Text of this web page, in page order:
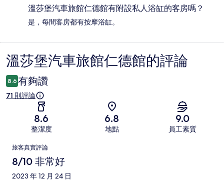
溫莎堡汽車旅館仁德館有附設私人浴缸的客房嗎？
是，每間客房都有按摩浴缸。
評
論
溫莎堡汽車旅館仁德館的評論
8.6 有夠讚
71 則評論
8.6
整潔度
6.8
地點
9.0
員工素質
評
論
旅客真實評論
8/10 非常好
2023 年 12 月 24 日